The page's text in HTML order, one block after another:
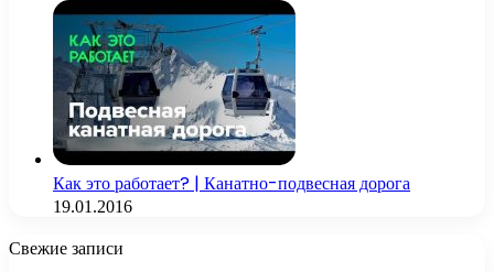
Как это работает? | Канатно-подвесная дорога
19.01.2016
Свежие записи